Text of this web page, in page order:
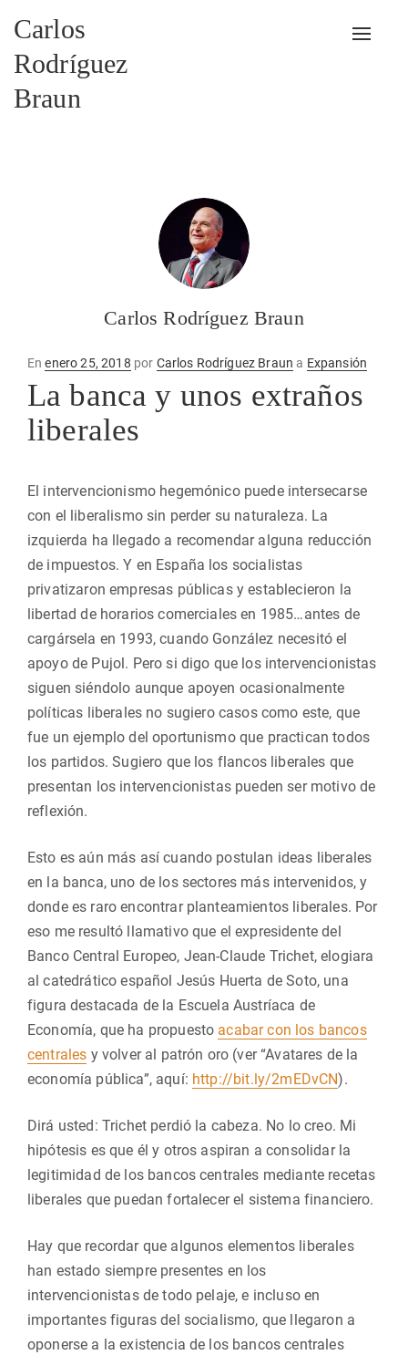
Carlos
Rodríguez
Braun
Carlos Rodríguez Braun
EnPublicado
enero 25, 2018 por Carlos Rodríguez Braun a Expansión
La banca y unos extraños
liberales
El intervencionismo hegemónico puede intersecarse
con el liberalismo sin perder su naturaleza. La
izquierda ha llegado a recomendar alguna reducción
de impuestos. Y en España los socialistas
privatizaron empresas públicas y establecieron la
libertad de horarios comerciales en 1985…antes de
cargársela en 1993, cuando González necesitó el
apoyo de Pujol. Pero si digo que los intervencionistas
siguen siéndolo aunque apoyen ocasionalmente
políticas liberales no sugiero casos como este, que
fue un ejemplo del oportunismo que practican todos
los partidos. Sugiero que los flancos liberales que
presentan los intervencionistas pueden ser motivo de
reflexión.
Esto es aún más así cuando postulan ideas liberales
en la banca, uno de los sectores más intervenidos, y
donde es raro encontrar planteamientos liberales. Por
eso me resultó llamativo que el expresidente del
Banco Central Europeo, Jean-Claude Trichet, elogiara
al catedrático español Jesús Huerta de Soto, una
figura destacada de la Escuela Austríaca de
Economía, que ha propuesto acabar con los bancos
centrales y volver al patrón oro (ver “Avatares de la
economía pública”, aquí: http://bit.ly/2mEDvCN).
Dirá usted: Trichet perdió la cabeza. No lo creo. Mi
hipótesis es que él y otros aspiran a consolidar la
legitimidad de los bancos centrales mediante recetas
liberales que puedan fortalecer el sistema financiero.
Hay que recordar que algunos elementos liberales
han estado siempre presentes en los
intervencionistas de todo pelaje, e incluso en
importantes figuras del socialismo, que llegaron a
oponerse a la existencia de los bancos centrales